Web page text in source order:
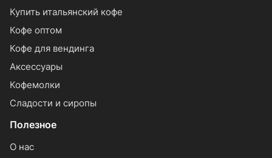
Купить итальянский кофе
Кофе оптом
Кофе для вендинга
Аксессуары
Кофемолки
Сладости и сиропы
Полезное
О нас